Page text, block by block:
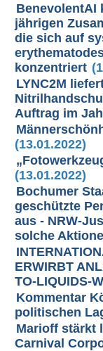
BenevolentAI
jährigen
die sich auf
konzentriert
LYNC2M
Auftrag im
(13.01.2022)
(13.01.2022)
Bochumer
geschützte
aus - NRW-
solche
ERWIRBT
TO-LIQUIDS-
Kommentar
politischen
Marioff stärkt
Carnival